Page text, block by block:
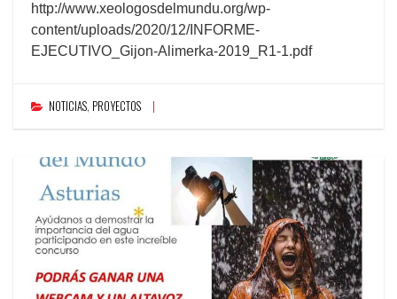
http://www.xeologosdelmundu.org/wp-
content/uploads/2020/12/INFORME-
EJECUTIVO_Gijon-Alimerka-2019_R1-1.pdf
NOTICIAS, PROYECTOS